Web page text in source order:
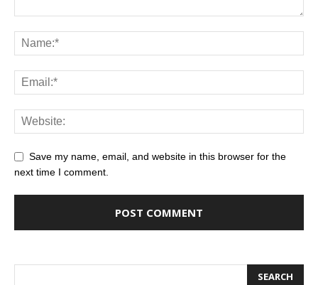
Save my name, email, and website in this browser for the
next time I comment.